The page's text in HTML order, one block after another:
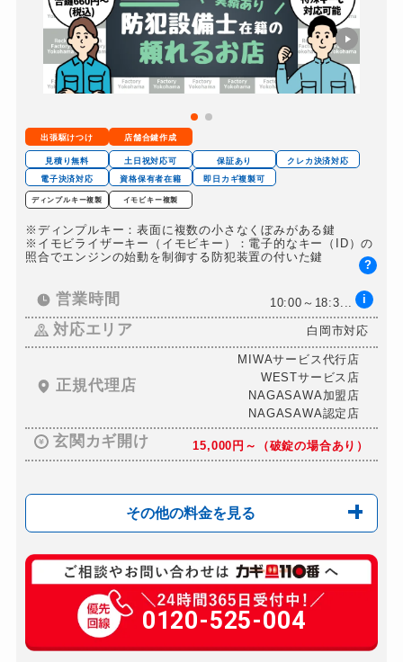
スーツケースカギ作成 別途お見積り
金庫カギ開け 8,800円～(税込)
金庫カギ修理 別途お見積り
ロッカーカギ開け 8,800円～(税込)
ドアノブカギ開け
ドアノブカギ作成
ドアノブカギ交換 18,700円～(税込)
出張駆けつけ 店舗合鍵作成
見積り無料 土日祝対応可 保証あり
クレカ決済対応
電子決済対応
資格保有者在籍 即日カギ複製可
ディンプルキー複製 イモビキー複製
※ディンプルキー：表面に複数の小さなくぼみがある鍵
※イモビライザーキー（イモビキー）：電子的なキー（ID）の
照合でエンジンの始動を制御する防犯装置の付いた鍵
営業時間 10:00～18:3... i
対応エリア 白岡市対応
正規代理店
MIWAサービス代行店
WESTサービス店
NAGASAWA加盟店
NAGASAWA認定店
?
玄関カギ開け 15,000円～（破錠の場合あり）
その他の料金を見る
玄関カギ複製 660円(税込)～
玄関カギ開け 15,000円～（破錠の...
玄関カギ修理 12,000円～
0120-525-004